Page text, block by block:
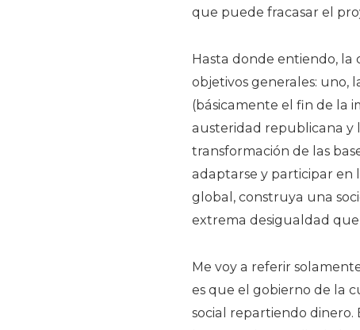
que puede fracasar el
Hasta donde entiendo, la
objetivos generales: uno,
(básicamente el fin de la
austeridad republicana y
transformación de las
adaptarse y participar en
global, construya una
extrema desigualdad que
Me voy a referir
es que el gobierno de la
social repartiendo dinero.